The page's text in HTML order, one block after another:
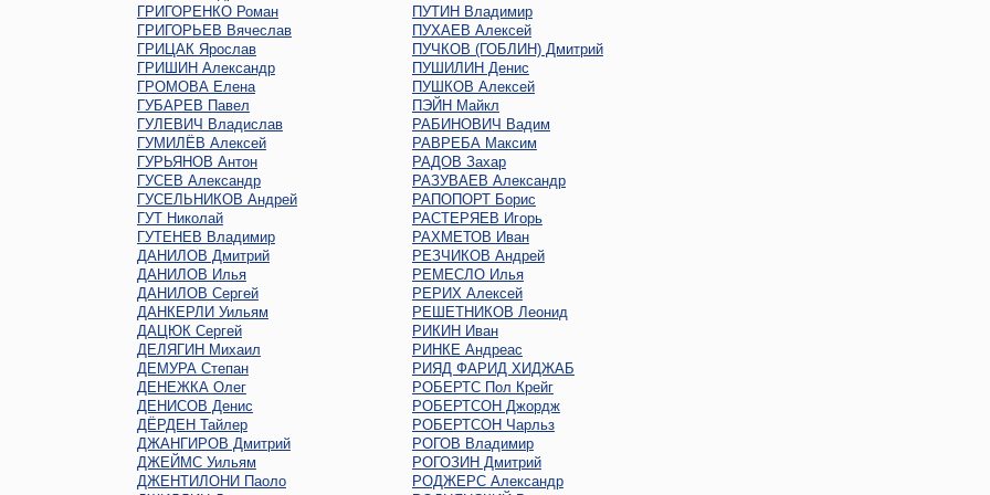
ГРИГОРЕНКО Роман
ПУТИН Владимир
ГРИГОРЬЕВ Вячеслав
ПУХАЕВ Алексей
ГРИЦАК Ярослав
ПУЧКОВ (ГОБЛИН) Дмитрий
ГРИШИН Александр
ПУШИЛИН Денис
ГРОМОВА Елена
ПУШКОВ Алексей
ГУБАРЕВ Павел
ПЭЙН Майкл
ГУЛЕВИЧ Владислав
РАБИНОВИЧ Вадим
ГУМИЛЁВ Алексей
РАВРЕБА Максим
ГУРЬЯНОВ Антон
РАДОВ Захар
ГУСЕВ Александр
РАЗУВАЕВ Александр
ГУСЕЛЬНИКОВ Андрей
РАПОПОРТ Борис
ГУТ Николай
РАСТЕРЯЕВ Игорь
ГУТЕНЕВ Владимир
РАХМЕТОВ Иван
ДАНИЛОВ Дмитрий
РЕЗЧИКОВ Андрей
ДАНИЛОВ Илья
РЕМЕСЛО Илья
ДАНИЛОВ Сергей
РЕРИХ Алексей
ДАНКЕРЛИ Уильям
РЕШЕТНИКОВ Леонид
ДАЦЮК Сергей
РИКИН Иван
ДЕЛЯГИН Михаил
РИНКЕ Андреас
ДЕМУРА Степан
РИЯД ФАРИД ХИДЖАБ
ДЕНЕЖКА Олег
РОБЕРТС Пол Крейг
ДЕНИСОВ Денис
РОБЕРТСОН Джордж
ДЁРДЕН Тайлер
РОБЕРТСОН Чарльз
ДЖАНГИРОВ Дмитрий
РОГОВ Владимир
ДЖЕЙМС Уильям
РОГОЗИН Дмитрий
ДЖЕНТИЛОНИ Паоло
РОДЖЕРС Александр